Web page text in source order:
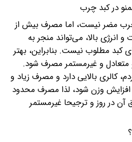
در کبد چرب
مضر نیست، اما مصرف بیش از
انرژی بالا، می‌تواند منجر به
کبد مطلوب نیست. بنابراین، بهتر
متعادل و غیرمستمر مصرف شود.
کالری بالایی دارد و مصرف زیاد و
وزن شود، لذا مصرف محدود
حداکثر ۱ تا ۲ قاشق آن در روز و ترجیحا غیرمستمر